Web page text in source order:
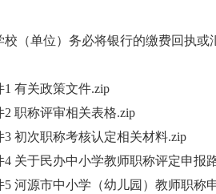
单位）务必将银行的缴费回执或
1 有关政策文件.zip
2 职称评审相关表格.zip
3 初次职称考核认定相关材料.zip
4 关于民办中小学教师职称评定申报
5 河源市中小学（幼儿园）教师职称